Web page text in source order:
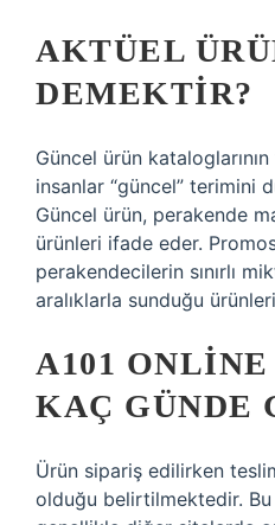
AKTÜEL
DEMEKTIR?
Güncel ürün
insanlar “güncel” terimini
Güncel ürün, perakende
ürünleri ifade eder.
perakendecilerin sınırlı
aralıklarla sunduğu
A101
KAÇ GÜNDE
Ürün sipariş edilirken
olduğu belirtilmektedir.